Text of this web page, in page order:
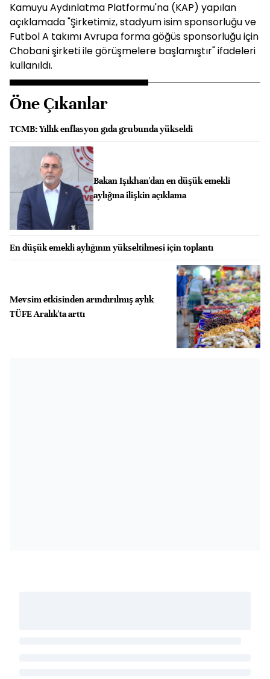
Kamuyu Aydınlatma Platformu'na (KAP) yapılan
açıklamada "Şirketimiz, stadyum isim sponsorluğu ve
Futbol A takımı Avrupa forma göğüs sponsorluğu için
Chobani şirketi ile görüşmelere başlamıştır" ifadeleri
kullanıldı.
Öne Çıkanlar
TCMB: Yıllık enflasyon gıda grubunda yükseldi
Bakan Işıkhan'dan en düşük emekli
aylığına ilişkin açıklama
En düşük emekli aylığının yükseltilmesi için toplantı
Mevsim etkisinden arındırılmış aylık
TÜFE Aralık'ta arttı